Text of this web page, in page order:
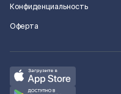
Конфиденциальность
Оферта